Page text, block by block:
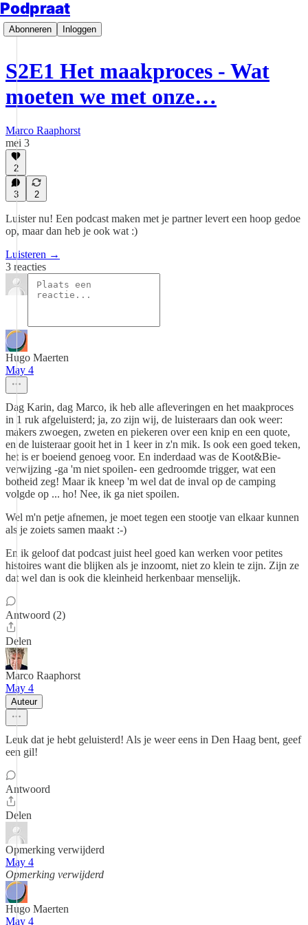
Podpraat
Abonneren Inloggen
S2E1 Het maakproces - Wat
moeten we met onze…
Marco Raaphorst
mei 3
2
3 2
Luister nu! Een podcast maken met je partner levert een hoop gedoe
op, maar dan heb je ook wat :)
Luisteren →
3 reacties
Hugo Maerten
May 4
Dag Karin, dag Marco, ik heb alle afleveringen en het maakproces
in 1 ruk afgeluisterd; ja, zo zijn wij, de luisteraars dan ook weer:
makers zwoegen, zweten en piekeren over een knip en een quote,
en de luisteraar gooit het in 1 keer in z'n mik. Is ook een goed teken,
het is er boeiend genoeg voor. En inderdaad was de Koot&Bie-
verwijzing -ga 'm niet spoilen- een gedroomde trigger, wat een
botheid zeg! Maar ik kneep 'm wel dat de inval op de camping
volgde op ... ho! Nee, ik ga niet spoilen.
Wel m'n petje afnemen, je moet tegen een stootje van elkaar kunnen
als je zoiets samen maakt :-)
En ik geloof dat podcast juist heel goed kan werken voor petites
histoires want die blijken als je inzoomt, niet zo klein te zijn. Zijn ze
dat wel dan is ook die kleinheid herkenbaar menselijk.
Antwoord (2)
Delen
Marco Raaphorst
May 4
Auteur
Leuk dat je hebt geluisterd! Als je weer eens in Den Haag bent, geef
een gil!
Antwoord
Delen
Opmerking verwijderd
May 4
Opmerking verwijderd
Hugo Maerten
May 4